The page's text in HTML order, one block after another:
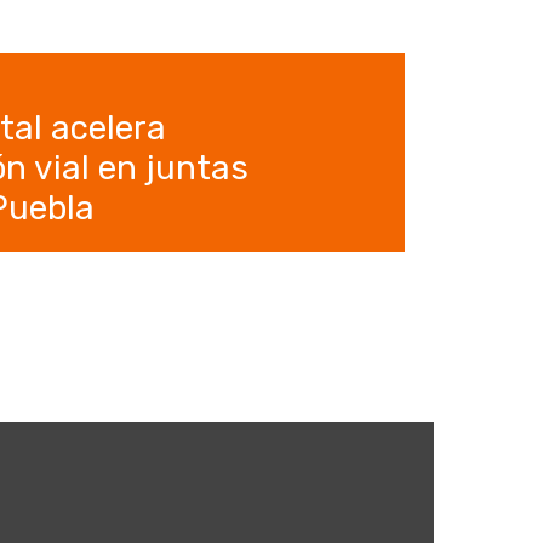
acelera
vial en juntas